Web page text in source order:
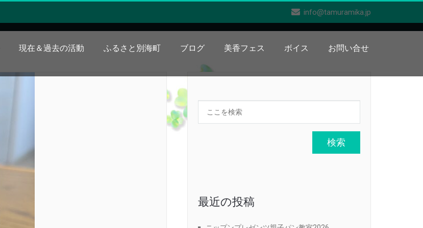
info@tamuramika.jp
現在＆過去の活動 ふるさと別海町 ブログ 美香フェス ボイス お問い合せ
最近の投稿